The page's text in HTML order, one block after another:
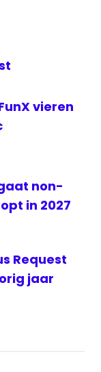
vieren
non-
in 2027
Request
jaar